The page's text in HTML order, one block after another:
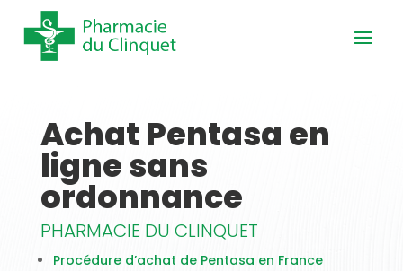
Achat Pentasa en
ligne sans
ordonnance
PHARMACIE DU CLINQUET
Procédure d’achat de Pentasa en France